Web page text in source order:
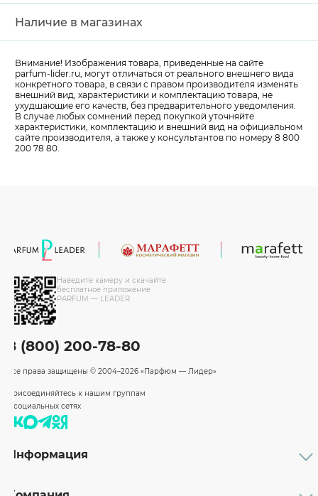
Наличие в магазинах
Внимание! Изображения товара, приведенные на сайте
parfum-lider.ru, могут отличаться от реального внешнего вида
конкретного товара, в связи с правом производителя изменять
внешний вид, характеристики и комплектацию товара, не
ухудшающие его качеств, без предварительного уведомления.
В случае любых сомнений перед покупкой уточняйте
характеристики, комплектацию и внешний вид на официальном
сайте производителя, а также у консультантов по номеру 8 800
200 78 80.
Наведите камеру и скачайте
бесплатное приложение
PARFUM — LEADER
8 (800) 200-78-80
Все права защищены © 2004–2026 «Парфюм — Лидер»
Присоединяйтесь к нашим группам
в социальных сетях
Информация